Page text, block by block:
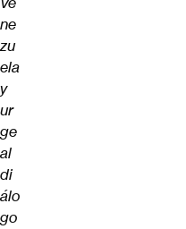
ne
zu
ela
y
ur
ge
al
di
álo
go